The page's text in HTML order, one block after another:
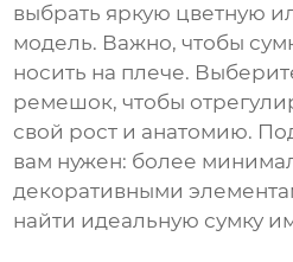
выбрать яркую цветную
модель. Важно, чтобы
носить на плече.
ремешок, чтобы
свой рост и анатомию.
вам нужен: более
декоративными
найти идеальную сумку